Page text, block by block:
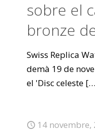
sobre el
bronze
Swiss Replica
demà 19 de
el 'Disc celeste
14 novembre,